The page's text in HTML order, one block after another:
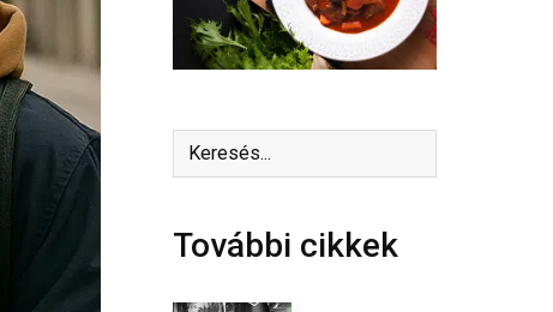
További cikkek